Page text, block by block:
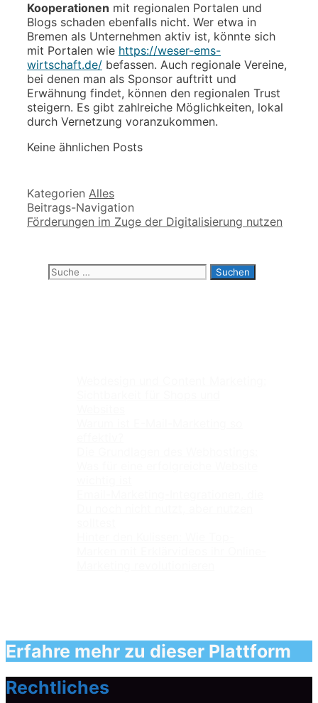
Kooperationen mit regionalen Portalen und
Blogs schaden ebenfalls nicht. Wer etwa in
Bremen als Unternehmen aktiv ist, könnte sich
mit Portalen wie https://weser-ems-
wirtschaft.de/ befassen. Auch regionale Vereine,
bei denen man als Sponsor auftritt und
Erwähnung findet, können den regionalen Trust
steigern. Es gibt zahlreiche Möglichkeiten, lokal
durch Vernetzung voranzukommen.
Keine ähnlichen Posts
Kategorien Alles
Beitrags-Navigation
Förderungen im Zuge der Digitalisierung nutzen
Erfahre mehr zu dieser Plattform
Rechtliches